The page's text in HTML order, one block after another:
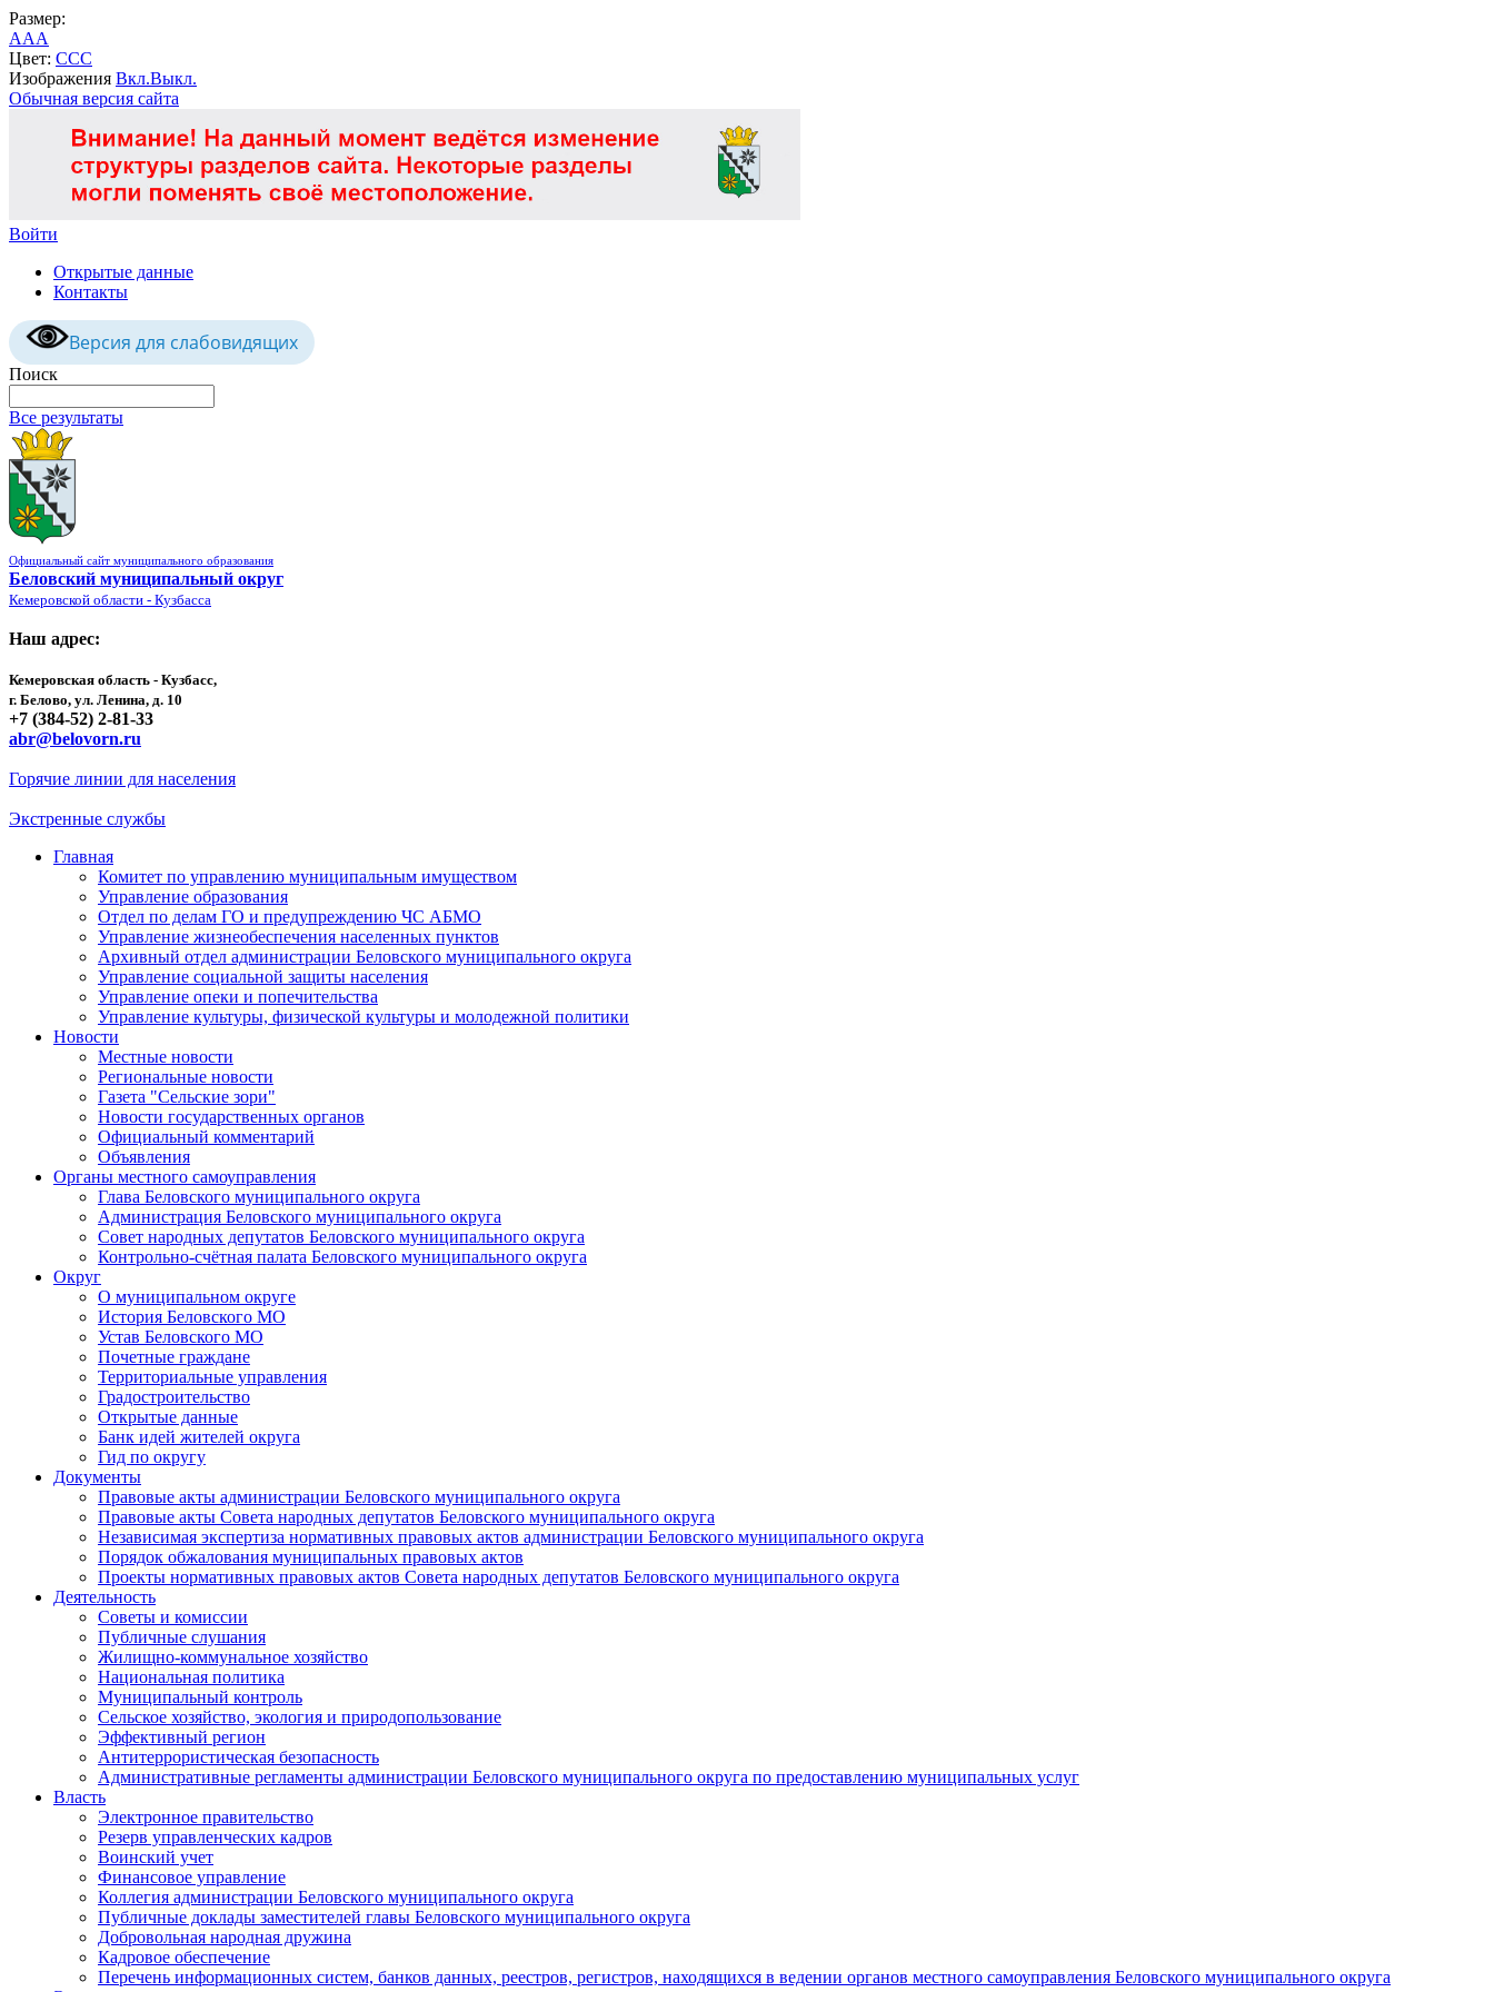
Размер:
AAA
Цвет: CCC
Изображения Вкл.Выкл.
Обычная версия сайта
Войти
Открытые данные
Контакты
Версия для слабовидящих
Поиск
Все результаты
Официальный сайт муниципального образования
Беловский муниципальный округ
Кемеровской области - Кузбасса
Наш адрес:
Кемеровская область - Кузбасс,
г. Белово, ул. Ленина, д. 10
+7 (384-52) 2-81-33
abr@belovorn.ru
Горячие линии для населения
Экстренные службы
Главная
Комитет по управлению муниципальным имуществом
Управление образования
Отдел по делам ГО и предупреждению ЧС АБМО
Управление жизнеобеспечения населенных пунктов
Архивный отдел администрации Беловского муниципального округа
Управление социальной защиты населения
Управление опеки и попечительства
Управление культуры, физической культуры и молодежной политики
Новости
Местные новости
Региональные новости
Газета "Сельские зори"
Новости государственных органов
Официальный комментарий
Объявления
Органы местного самоуправления
Глава Беловского муниципального округа
Администрация Беловского муниципального округа
Совет народных депутатов Беловского муниципального округа
Контрольно-счётная палата Беловского муниципального округа
Округ
О муниципальном округе
История Беловского МО
Устав Беловского МО
Почетные граждане
Территориальные управления
Градостроительство
Открытые данные
Банк идей жителей округа
Гид по округу
Документы
Правовые акты администрации Беловского муниципального округа
Правовые акты Совета народных депутатов Беловского муниципального округа
Независимая экспертиза нормативных правовых актов администрации Беловского муниципального округа
Порядок обжалования муниципальных правовых актов
Проекты нормативных правовых актов Совета народных депутатов Беловского муниципального округа
Деятельность
Советы и комиссии
Публичные слушания
Жилищно-коммунальное хозяйство
Национальная политика
Муниципальный контроль
Сельское хозяйство, экология и природопользование
Эффективный регион
Антитеррористическая безопасность
Административные регламенты администрации Беловского муниципального округа по предоставлению муниципальных услуг
Власть
Электронное правительство
Резерв управленческих кадров
Воинский учет
Финансовое управление
Коллегия администрации Беловского муниципального округа
Публичные доклады заместителей главы Беловского муниципального округа
Добровольная народная дружина
Кадровое обеспечение
Перечень информационных систем, банков данных, реестров, регистров, находящихся в ведении органов местного самоуправления Беловского муниципального округа